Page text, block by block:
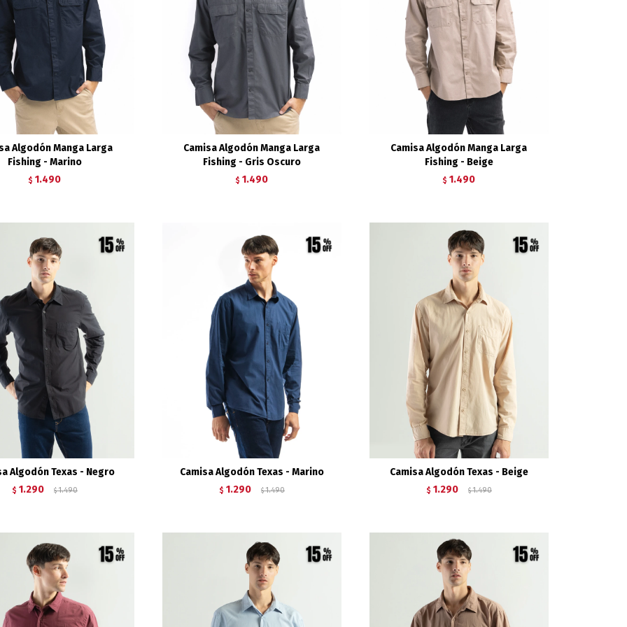
Algodón Manga Larga
Fishing - Marino
$ 1.490
Camisa Algodón Manga Larga
Fishing - Gris Oscuro
$ 1.490
Camisa Algodón Manga Larga
Fishing - Beige
$ 1.490
Algodón Texas - Negro
$ 1.290 $ 1.490
Camisa Algodón Texas - Marino
$ 1.290 $ 1.490
Camisa Algodón Texas - Beige
$ 1.290 $ 1.490